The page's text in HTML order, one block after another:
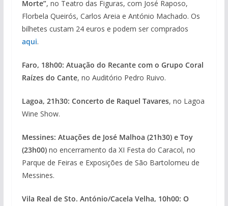
Morte”, no Teatro das Figuras, com José Raposo,
Florbela Queirós, Carlos Areia e António Machado. Os
bilhetes custam 24 euros e podem ser comprados
aqui.
Faro, 18h00: Atuação do Recante com o Grupo Coral
Raízes do Cante, no Auditório Pedro Ruivo.
Lagoa, 21h30: Concerto de Raquel Tavares, no Lagoa
Wine Show.
Messines: Atuações de José Malhoa (21h30) e Toy
(23h00)no encerramento da XI Festa do Caracol, no
Parque de Feiras e Exposições de São Bartolomeu de
Messines.
Vila Real de Sto. António/Cacela Velha, 10h00: O